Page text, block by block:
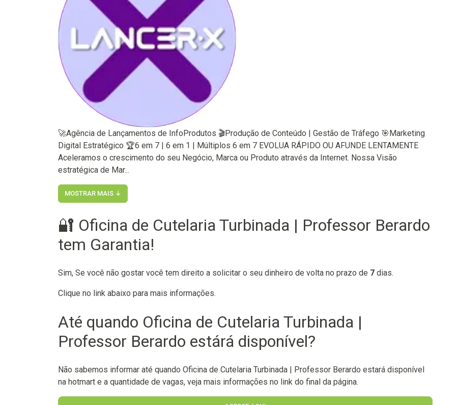
🚀Agência de Lançamentos de InfoProdutos 🎬Produção de Conteúdo | Gestão de Tráfego 🎯Marketing
Digital Estratégico 🏆6 em 7 | 6 em 1 | Múltiplos 6 em 7 EVOLUA RÁPIDO OU AFUNDE LENTAMENTE
Aceleramos o crescimento do seu Negócio, Marca ou Produto através da Internet. Nossa Visão
estratégica de Mar...
MOSTRAR MAIS ↓
🔐 Oficina de Cutelaria Turbinada | Professor Berardo
tem Garantia!
Sim, Se você não gostar você tem direito a solicitar o seu dinheiro de volta no prazo de 7 dias.
Clique no link abaixo para mais informações.
Até quando Oficina de Cutelaria Turbinada |
Professor Berardo estárá disponível?
Não sabemos informar até quando Oficina de Cutelaria Turbinada | Professor Berardo estará disponível
na hotmart e a quantidade de vagas, veja mais informações no link do final da página.